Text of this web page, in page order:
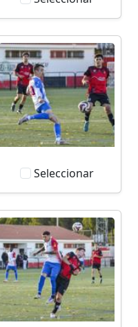
Seleccionar